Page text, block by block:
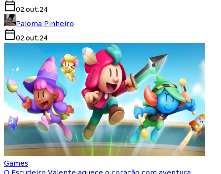
02.out.24
Paloma Pinheiro
02.out.24
Games